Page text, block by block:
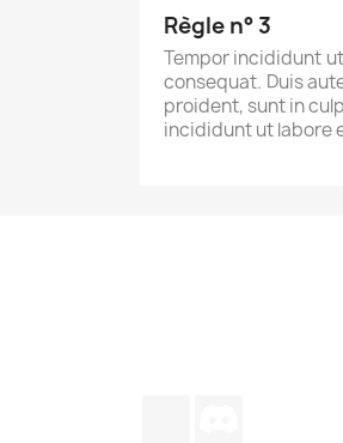
Règle n° 3
Tempor incididunt
consequat. Duis
proident, sunt in
incididunt ut labore